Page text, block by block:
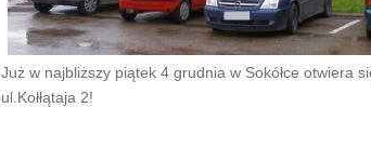
Już w najbliższy piątek 4 grudnia w Sokółce otwiera
ul.Kołłątaja 2!